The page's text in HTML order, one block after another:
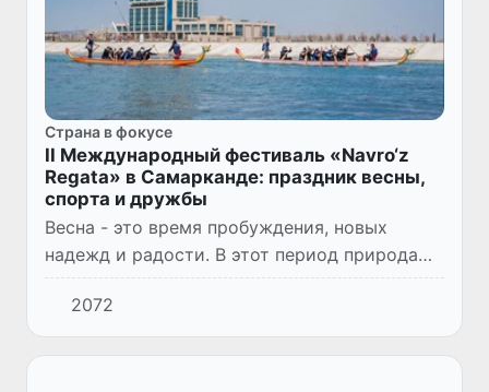
Страна в фокусе
II Международный фестиваль «Navro‘z
Regata» в Самарканде: праздник весны,
спорта и дружбы
Весна - это время пробуждения, новых
надежд и радости. В этот период природа
оживает, наполняя воздух свежестью, улицы
- яркими красками, а сердца - теплом и
ожиданием перемен. В У...
2072